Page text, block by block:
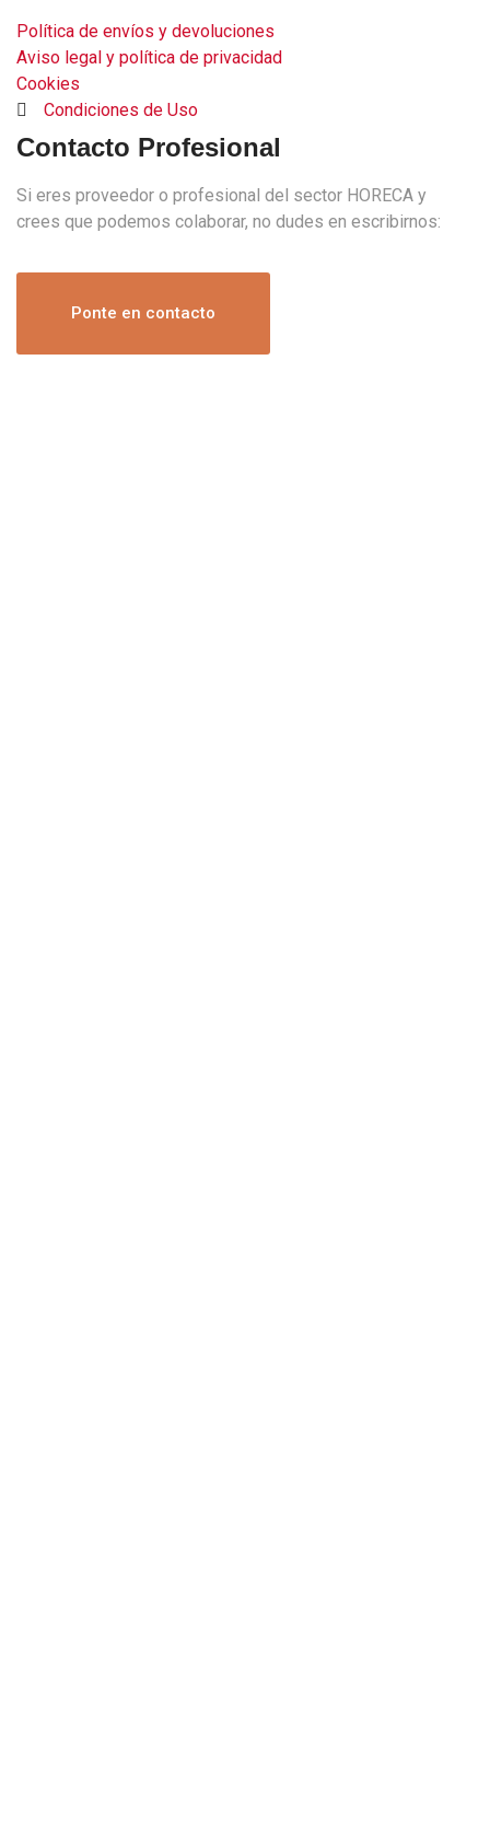
Política de envíos y devoluciones
Aviso legal y política de privacidad
Cookies
Condiciones de Uso
Contacto Profesional
Si eres proveedor o profesional del sector HORECA y
crees que podemos colaborar, no dudes en escribirnos:
Ponte en contacto